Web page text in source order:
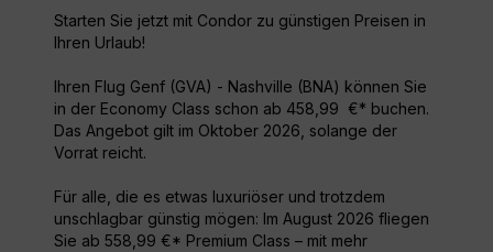
Starten Sie jetzt mit Condor zu günstigen Preisen in
Ihren Urlaub!
Ihren Flug Genf (GVA) - Nashville (BNA) können Sie
in der Economy Class schon ab 458,99 €* buchen.
Das Angebot gilt im Oktober 2026, solange der
Vorrat reicht.
Für alle, die es etwas luxuriöser und trotzdem
unschlagbar günstig mögen: Im August 2026 fliegen
Sie ab 558,99 €* Premium Class – mit mehr